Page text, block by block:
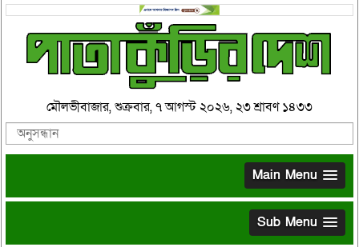
মৌলভীবাজার, শুক্রবার, ৭ আগস্ট ২০২৬, ২৩ শ্রাবণ ১৪৩৩
Main Menu
Sub Menu